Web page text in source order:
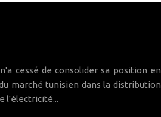
n'a cessé de consolider sa position en
marché tunisien dans la distribution
l'électricité...